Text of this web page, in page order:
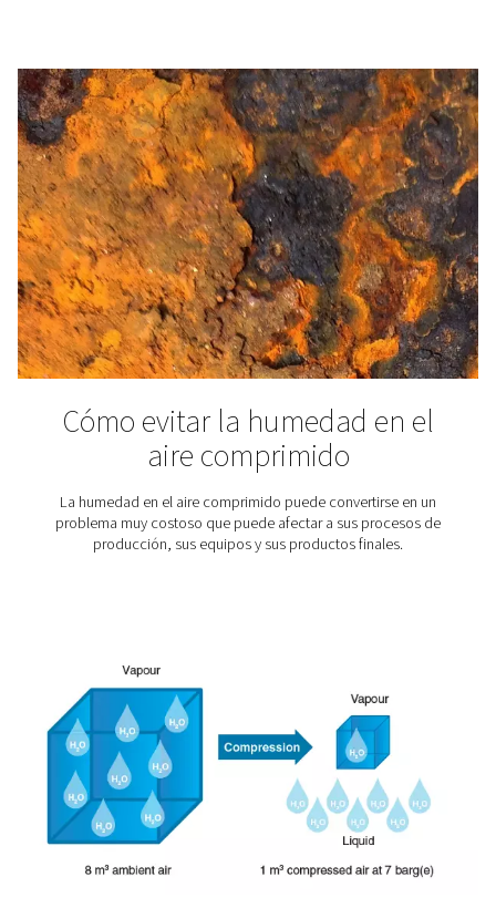
Secado de aire comprimido
proteger sus herramientas
producto final
finales. En este artículo se profundiza en el arte del
aire comprimido, una práctica vital para proteger su
los daños provocados por la humedad y garantizar
altos estándares de calidad del producto.